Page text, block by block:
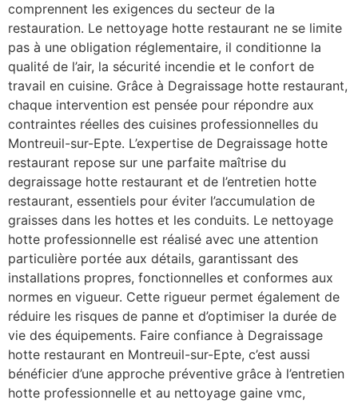
comprennent les exigences du secteur de la
restauration. Le nettoyage hotte restaurant ne se limite
pas à une obligation réglementaire, il conditionne la
qualité de l’air, la sécurité incendie et le confort de
travail en cuisine. Grâce à Degraissage hotte restaurant,
chaque intervention est pensée pour répondre aux
contraintes réelles des cuisines professionnelles du
Montreuil-sur-Epte. L’expertise de Degraissage hotte
restaurant repose sur une parfaite maîtrise du
degraissage hotte restaurant et de l’entretien hotte
restaurant, essentiels pour éviter l’accumulation de
graisses dans les hottes et les conduits. Le nettoyage
hotte professionnelle est réalisé avec une attention
particulière portée aux détails, garantissant des
installations propres, fonctionnelles et conformes aux
normes en vigueur. Cette rigueur permet également de
réduire les risques de panne et d’optimiser la durée de
vie des équipements. Faire confiance à Degraissage
hotte restaurant en Montreuil-sur-Epte, c’est aussi
bénéficier d’une approche préventive grâce à l’entretien
hotte professionnelle et au nettoyage gaine vmc,